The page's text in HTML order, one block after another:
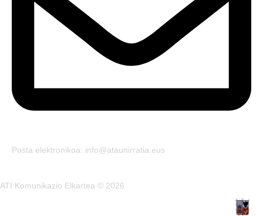
Posta elektronikoa: info@ataunirratia.eus
ATI Komunikazio Elkartea © 2026